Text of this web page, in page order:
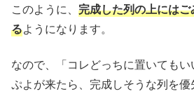
このように、 完成した列の上には
るようになります。
なので、「コレどっちに置いても
ぷよが来たら、完成しそうな列を優